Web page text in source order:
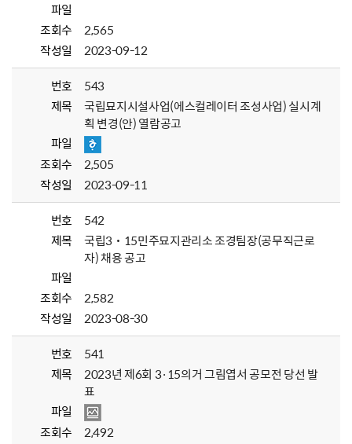
파일
조회수
2,565
작성일
2023-09-12
번호
543
제목
국립묘지시설사업(에스컬레이터 조성사업) 실시계
획 변경(안) 열람공고
파일
조회수
2,505
작성일
2023-09-11
번호
542
제목
국립3˙15민주묘지관리소 조경팀장(공무직근로
자) 채용 공고
파일
조회수
2,582
작성일
2023-08-30
번호
541
제목
2023년 제6회 3·15의거 그림엽서 공모전 당선 발
표
파일
조회수
2,492